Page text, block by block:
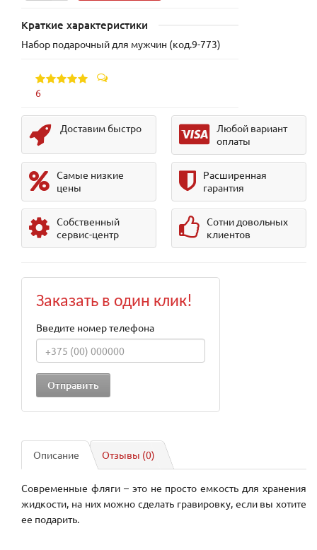
Краткие характеристики
Набор подарочный для мужчин (код.9-773)
6
Доставим быстро
Любой вариант
оплаты
Самые низкие
цены
Расширенная
гарантия
Собственный
сервис-центр
Сотни довольных
клиентов
Заказать в один клик!
Введите номер телефона
Описание Отзывы (0)
Современные фляги – это не просто емкость для хранения
жидкости, на них можно сделать гравировку, если вы хотите
ее подарить.